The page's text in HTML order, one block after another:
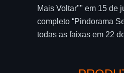
Mais Voltar"" em 15 de
completo “Pindorama
todas as faixas em 22